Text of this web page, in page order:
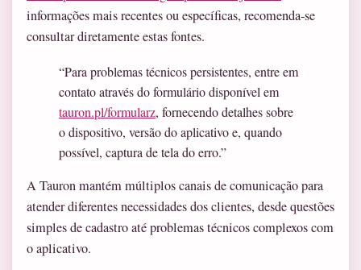
informações mais recentes ou específicas, recomenda-se
consultar diretamente estas fontes.
“Para problemas técnicos persistentes, entre em
contato através do formulário disponível em
tauron.pl/formularz, fornecendo detalhes sobre
o dispositivo, versão do aplicativo e, quando
possível, captura de tela do erro.”
A Tauron mantém múltiplos canais de comunicação para
atender diferentes necessidades dos clientes, desde questões
simples de cadastro até problemas técnicos complexos com
o aplicativo.